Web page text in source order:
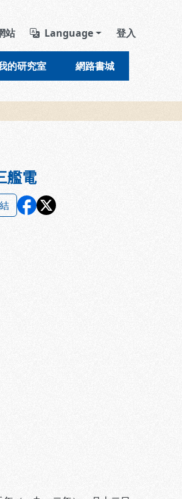
站 Language 登入
的研究室 網路書城
艦電